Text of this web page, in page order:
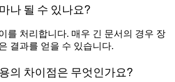
나 될 수 있나요?
를 처리합니다. 매우 긴 문서의 경우 장
결과를 얻을 수 있습니다.
의 차이점은 무엇인가요?